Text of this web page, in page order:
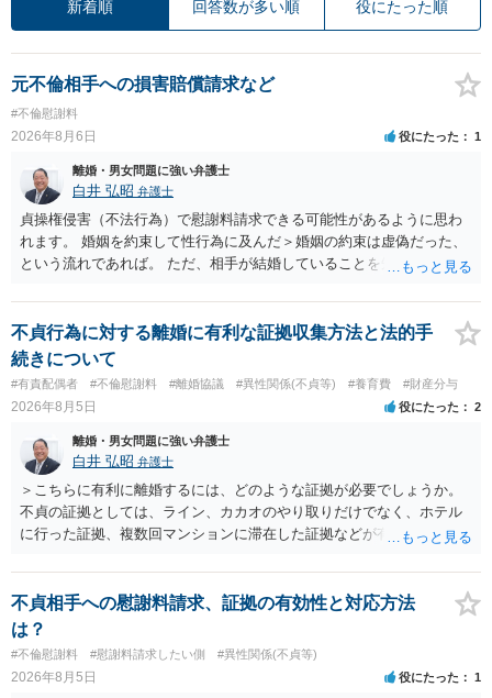
新着順 回答数が多い順 役にたった順
元不倫相手への損害賠償請求など
#不倫慰謝料
2026年8月6日 役にたった 1
離婚・男女問題に強い弁護士
白井 弘昭 弁護士
貞操権侵害（不法行為）で慰謝料請求できる可能性があるように思わ
れます。 婚姻を約束して性行為に及んだ＞婚姻の約束は虚偽だった、
という流れであれば。 ただ、相手が結婚していることを知って行為に
性も認められそうですので、あまり慰謝料は高額にならないように思
われます。 一度、最寄りの弁護士に相談してみてください。
不貞行為に対する離婚に有利な証拠収集方法と法的手
続きについて
#有責配偶者 #不倫慰謝料 #離婚協議 #異性関係(不貞等) #養育費 #財産分与
2026年8月5日 役にたった 2
離婚・男女問題に強い弁護士
白井 弘昭 弁護士
＞こちらに有利に離婚するには、どのような証拠が必要でしょうか。
不貞の証拠としては、ライン、カカオのやり取りだけでなく、ホテル
に行った証拠、複数回マンションに滞在した証拠などが有効です。 不
婚する、慰謝料をとるなど）ことができると思われます。 ただし、不
貞発覚後、長期間同居を続けると、不貞を許したとの評価につながる
場合がありますので、ご注意ください。 以上、ご参考まで。
不貞相手への慰謝料請求、証拠の有効性と対応方法
は？
#不倫慰謝料 #慰謝料請求したい側 #異性関係(不貞等)
2026年8月5日 役にたった 1